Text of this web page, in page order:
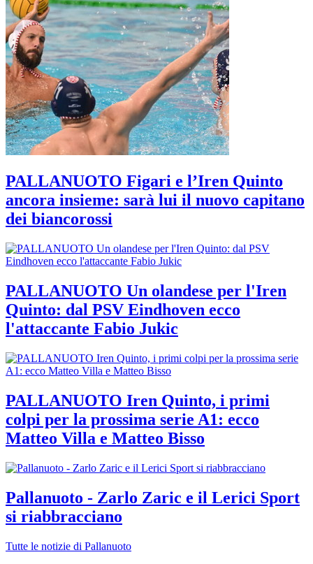
PALLANUOTO Figari e l’Iren Quinto
ancora insieme: sarà lui il nuovo capitano
dei biancorossi
PALLANUOTO Un olandese per l'Iren
Quinto: dal PSV Eindhoven ecco
l'attaccante Fabio Jukic
PALLANUOTO Iren Quinto, i primi
colpi per la prossima serie A1: ecco
Matteo Villa e Matteo Bisso
Pallanuoto - Zarlo Zaric e il Lerici Sport
si riabbracciano
Tutte le notizie di Pallanuoto